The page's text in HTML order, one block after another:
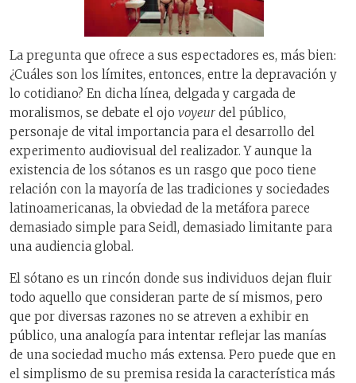
La pregunta que ofrece a sus espectadores es, más bien:
¿Cuáles son los límites, entonces, entre la depravación y
lo cotidiano? En dicha línea, delgada y cargada de
moralismos, se debate el ojo voyeur del público,
personaje de vital importancia para el desarrollo del
experimento audiovisual del realizador. Y aunque la
existencia de los sótanos es un rasgo que poco tiene
relación con la mayoría de las tradiciones y sociedades
latinoamericanas, la obviedad de la metáfora parece
demasiado simple para Seidl, demasiado limitante para
una audiencia global.
El sótano es un rincón donde sus individuos dejan fluir
todo aquello que consideran parte de sí mismos, pero
que por diversas razones no se atreven a exhibir en
público, una analogía para intentar reflejar las manías
de una sociedad mucho más extensa. Pero puede que en
el simplismo de su premisa resida la característica más